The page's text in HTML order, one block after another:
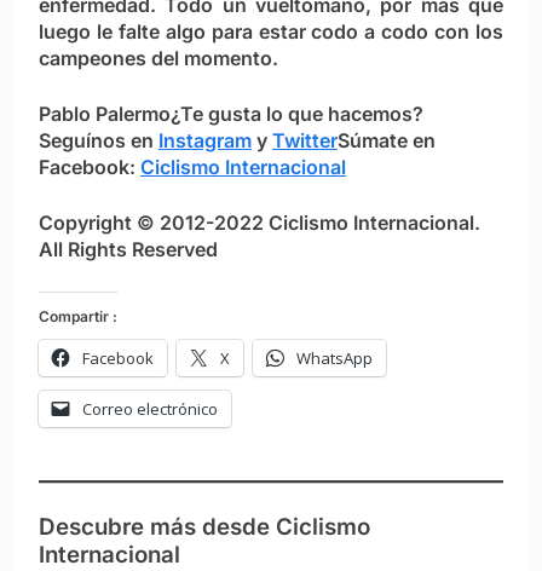
enfermedad. Todo un vueltómano, por más que
luego le falte algo para estar codo a codo con los
campeones del momento.
Pablo Palermo¿Te gusta lo que hacemos?
Seguínos en Instagram y TwitterSúmate en
Facebook: Ciclismo Internacional
Copyright © 2012-2022 Ciclismo Internacional.
All Rights Reserved
Compartir :
Facebook X WhatsApp
Correo electrónico
Descubre más desde Ciclismo
Internacional